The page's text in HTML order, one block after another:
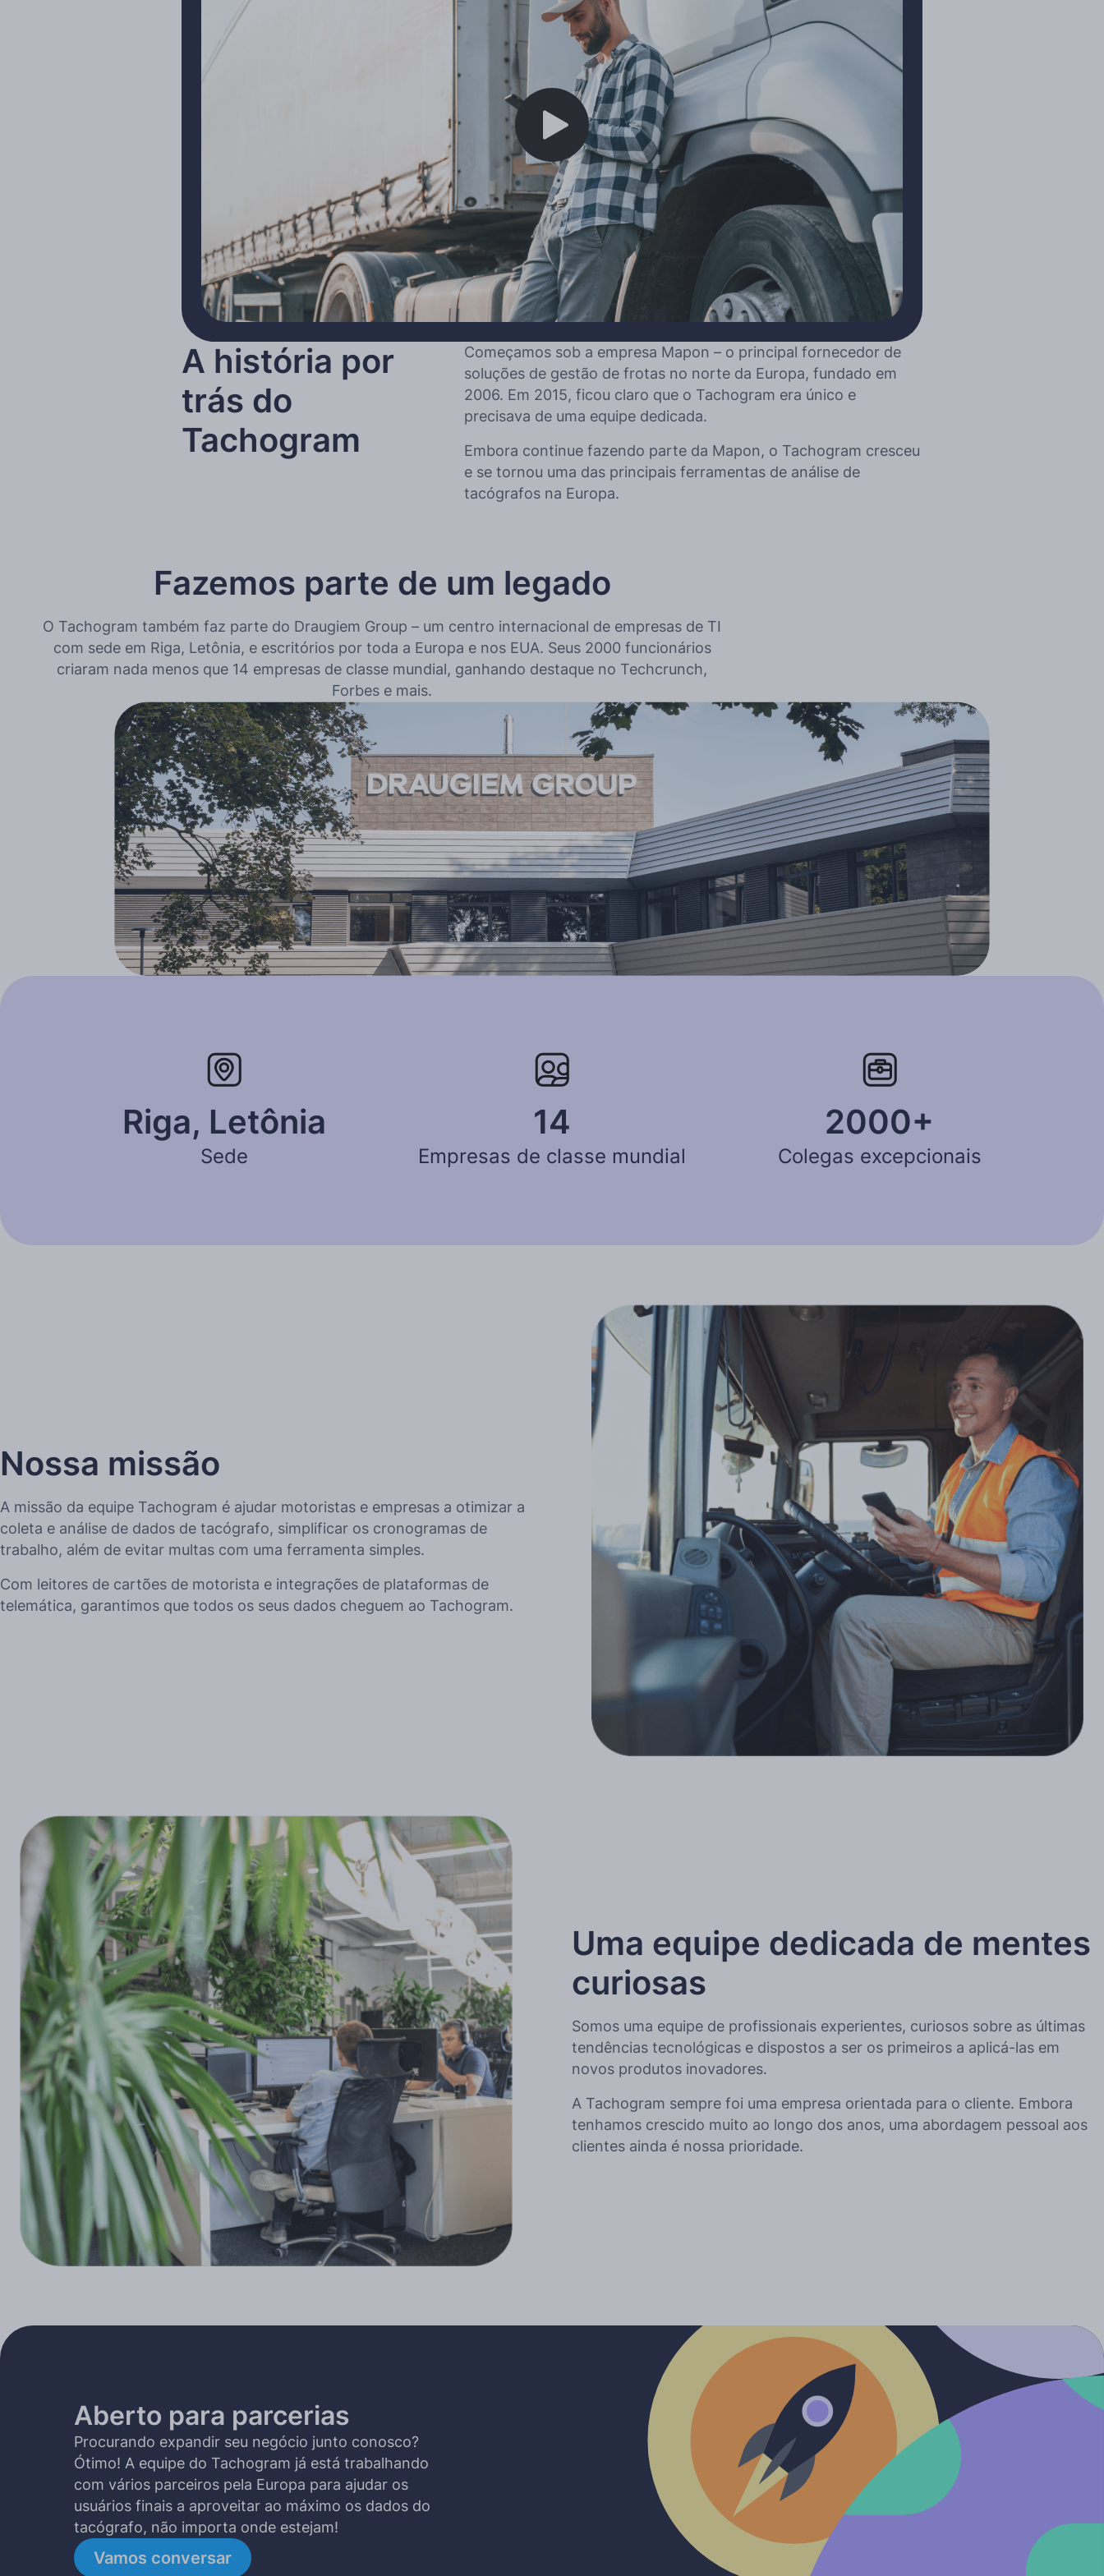
Mais idiomas
Play
A história por
trás do
Tachogram
Começamos sob a empresa Mapon – o principal fornecedor de
soluções de gestão de frotas no norte da Europa, fundado em
2006. Em 2015, ficou claro que o Tachogram era único e
precisava de uma equipe dedicada.
Embora continue fazendo parte da Mapon, o Tachogram cresceu
e se tornou uma das principais ferramentas de análise de
tacógrafos na Europa.
Fazemos parte de um legado
O Tachogram também faz parte do Draugiem Group – um centro internacional de empresas de TI
com sede em Riga, Letônia, e escritórios por toda a Europa e nos EUA. Seus 2000 funcionários
criaram nada menos que 14 empresas de classe mundial, ganhando destaque no Techcrunch,
Forbes e mais.
Riga, Letônia
Sede
14
Empresas de classe mundial
2000+
Colegas excepcionais
Nossa missão
A missão da equipe Tachogram é ajudar motoristas e empresas a otimizar a
coleta e análise de dados de tacógrafo, simplificar os cronogramas de
trabalho, além de evitar multas com uma ferramenta simples.
Com leitores de cartões de motorista e integrações de plataformas de
telemática, garantimos que todos os seus dados cheguem ao Tachogram.
Uma equipe dedicada de mentes
curiosas
Somos uma equipe de profissionais experientes, curiosos sobre as últimas
tendências tecnológicas e dispostos a ser os primeiros a aplicá-las em
novos produtos inovadores.
A Tachogram sempre foi uma empresa orientada para o cliente. Embora
tenhamos crescido muito ao longo dos anos, uma abordagem pessoal aos
clientes ainda é nossa prioridade.
Aberto para parcerias
Procurando expandir seu negócio junto conosco?
Ótimo! A equipe do Tachogram já está trabalhando
com vários parceiros pela Europa para ajudar os
usuários finais a aproveitar ao máximo os dados do
tacógrafo, não importa onde estejam!
Vamos conversar